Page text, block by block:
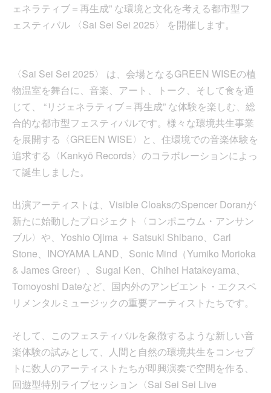
ェネラティブ＝再生成” な環境と文化を考える都市型フ
ェスティバル 〈Sai Sei Sei 2025〉 を開催します。
〈Sai Sei Sei 2025〉 は、会場となるGREEN WISEの植
物温室を舞台に、音楽、アート、トーク、そして食を通
じて、 “リジェネラティブ＝再生成” な体験を楽しむ、総
合的な都市型フェスティバルです。様々な環境共生事業
を展開する〈GREEN WISE〉と、住環境での音楽体験を
追求する〈Kankyō Records〉のコラボレーションによっ
て誕生しました。
出演アーティストは、Visible CloaksのSpencer Doranが
新たに始動したプロジェクト〈コンポニウム・アンサン
ブル〉や、Yoshio Ojima ＋ Satsuki Shibano、Carl
Stone、INOYAMA LAND、Sonic Mind（Yumiko Morioka
& James Greer）、Sugai Ken、Chihei Hatakeyama、
Tomoyoshi Dateなど、国内外のアンビエント・エクスペ
リメンタルミュージックの重要アーティストたちです。
そして、このフェスティバルを象徴するような新しい音
楽体験の試みとして、人間と自然の環境共生をコンセプ
トに数人のアーティストたちが即興演奏で空間を作る、
回遊型特別ライブセッション〈Sai Sei Sei Live